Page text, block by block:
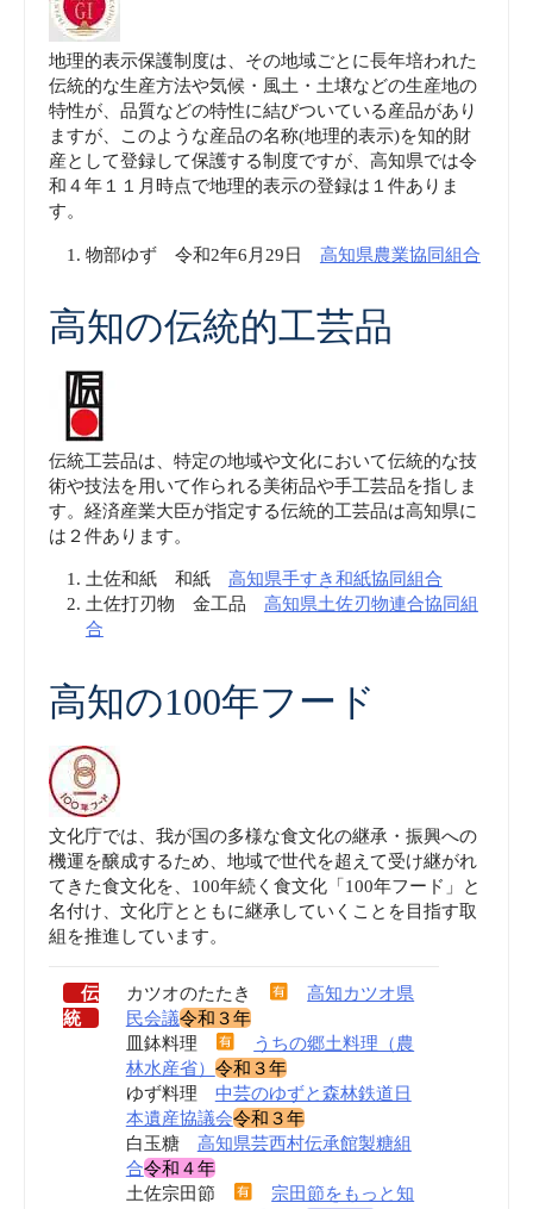
地理的表示保護制度は、その地域ごとに長年培われた
伝統的な生産方法や気候・風土・土壌などの生産地の
特性が、品質などの特性に結びついている産品があり
ますが、このような産品の名称(地理的表示)を知的財
産として登録して保護する制度ですが、高知県では令
和４年１１月時点で地理的表示の登録は１件ありま
す。
物部ゆず 令和2年6月29日 高知県農業協同組合
高知の伝統的工芸品
伝統工芸品は、特定の地域や文化において伝統的な技
術や技法を用いて作られる美術品や手工芸品を指しま
す。経済産業大臣が指定する伝統的工芸品は高知県に
は２件あります。
土佐和紙 和紙 高知県手すき和紙協同組合
土佐打刃物 金工品 高知県土佐刃物連合協同組
合
高知の100年フード
文化庁では、我が国の多様な食文化の継承・振興への
機運を醸成するため、地域で世代を超えて受け継がれ
てきた食文化を、100年続く食文化「100年フード」と
名付け、文化庁とともに継承していくことを目指す取
組を推進しています。
伝
統
カツオのたたき
高知カツオ県
民会議令和３年
皿鉢料理
うちの郷土料理（農
林水産省） 令和３年
ゆず料理 中芸のゆずと森林鉄道日
本遺産協議会令和３年
白玉糖 高知県芸西村伝承館製糖組
合令和４年
土佐宗田節
宗田節をもっと知